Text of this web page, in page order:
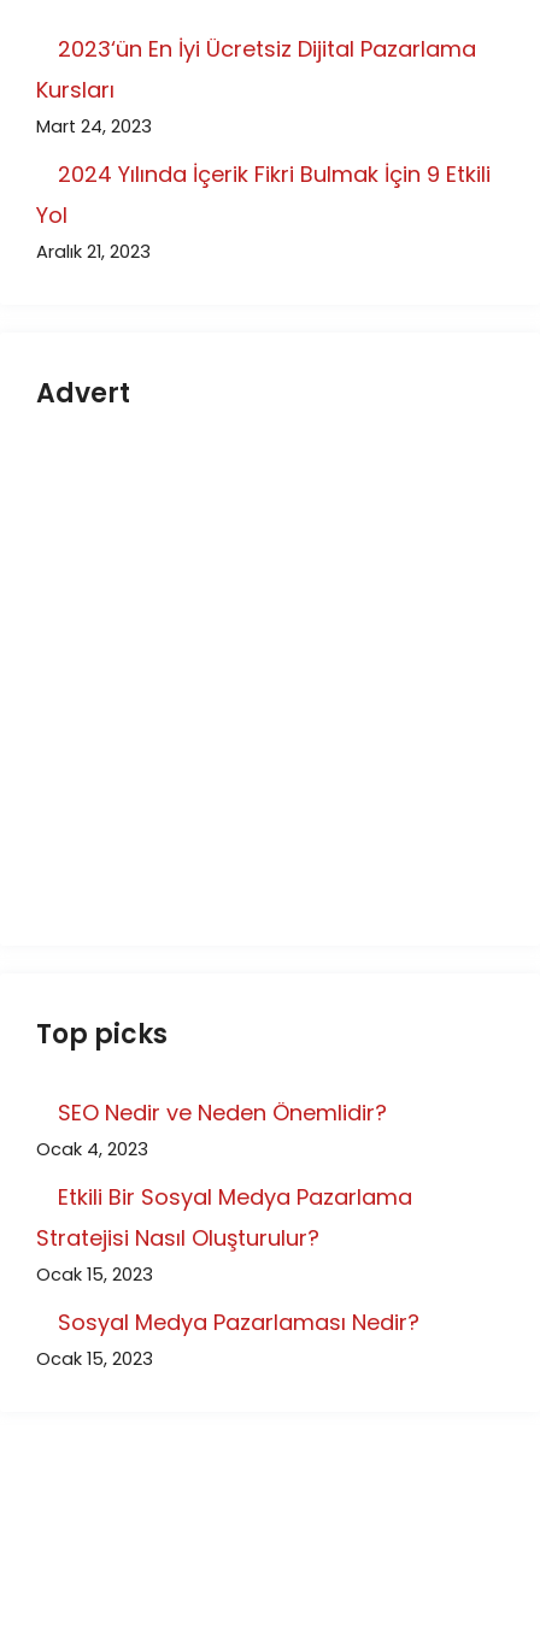
2023‘ün En İyi Ücretsiz Dijital Pazarlama
Kursları
Mart 24, 2023
2024 Yılında İçerik Fikri Bulmak İçin 9 Etkili
Yol
Aralık 21, 2023
Advert
Top picks
SEO Nedir ve Neden Önemlidir?
Ocak 4, 2023
Etkili Bir Sosyal Medya Pazarlama
Stratejisi Nasıl Oluşturulur?
Ocak 15, 2023
Sosyal Medya Pazarlaması Nedir?
Ocak 15, 2023